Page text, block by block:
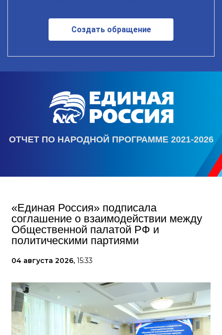
Создать обращение
ОТЧЕТ ПО НАРОДНОЙ ПРОГРАММЕ 2021-2026
«Единая Россия» подписала
соглашение о взаимодействии между
Общественной палатой РФ и
политическими партиями
04 августа 2026, 15:33